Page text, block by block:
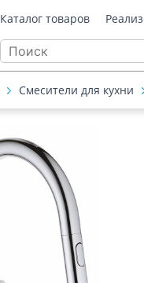
Каталог товаров
Смесители для кухни